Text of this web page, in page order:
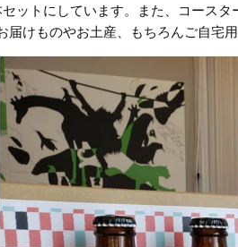
セットにしています。また、コース
届けものやお土産、もちろんご自宅